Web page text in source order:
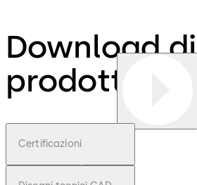
Download di
prodotti
Certificazioni